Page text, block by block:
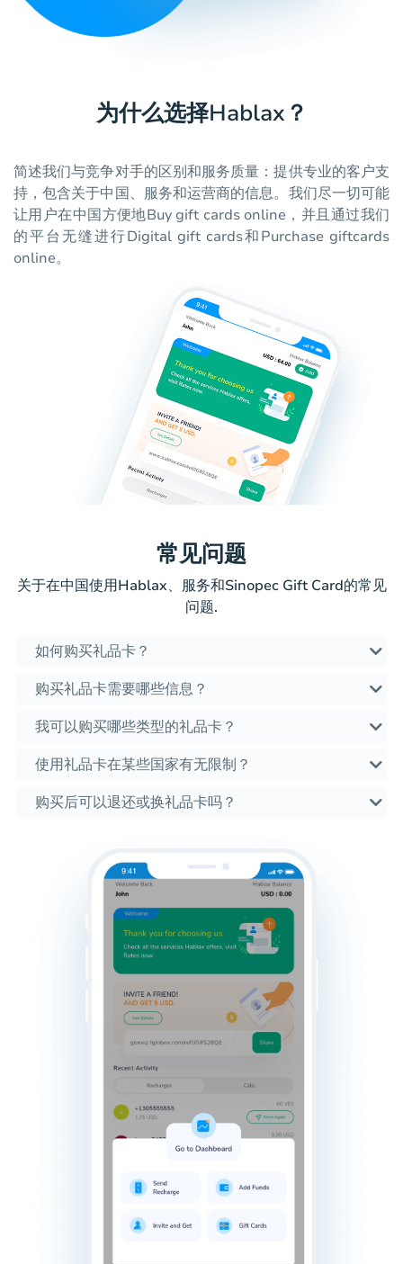
为什么选择Hablax？
简述我们与竞争对手的区别和服务质量：提供专业的客户支
持，包含关于中国、服务和运营商的信息。我们尽一切可能
让用户在中国方便地Buy gift cards online，并且通过我们
的平台无缝进行Digital gift cards和Purchase giftcards
online。
常见问题
关于在中国使用Hablax、服务和Sinopec Gift Card的常见
问题.
如何购买礼品卡？
购买礼品卡需要哪些信息？
我可以购买哪些类型的礼品卡？
使用礼品卡在某些国家有无限制？
购买后可以退还或换礼品卡吗？